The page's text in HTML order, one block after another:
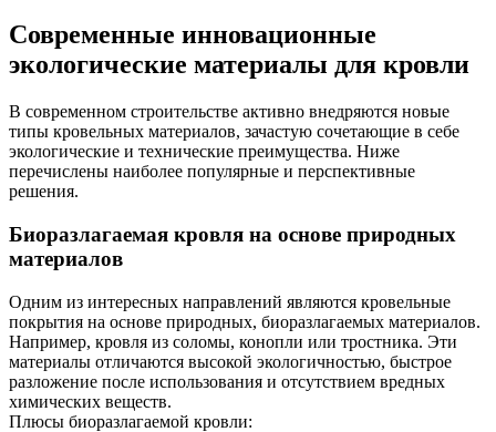
Современные инновационные
экологические материалы для кровли
В современном строительстве активно внедряются новые
типы кровельных материалов, зачастую сочетающие в себе
экологические и технические преимущества. Ниже
перечислены наиболее популярные и перспективные
решения.
Биоразлагаемая кровля на основе природных
материалов
Одним из интересных направлений являются кровельные
покрытия на основе природных, биоразлагаемых материалов.
Например, кровля из соломы, конопли или тростника. Эти
материалы отличаются высокой экологичностью, быстрое
разложение после использования и отсутствием вредных
химических веществ.
Плюсы биоразлагаемой кровли: